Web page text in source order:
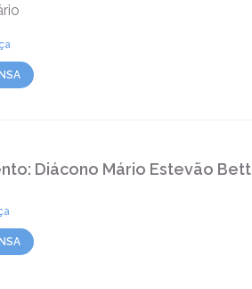
Diácono Mário Estevão Bett